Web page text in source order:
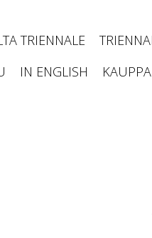
TRIENNALE
IN ENGLISH KAUPPA